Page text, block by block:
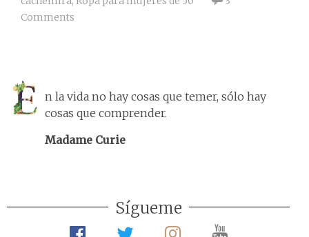
Comments
n la vida no hay cosas que temer, sólo hay
cosas que comprender.
Madame Curie
Sígueme